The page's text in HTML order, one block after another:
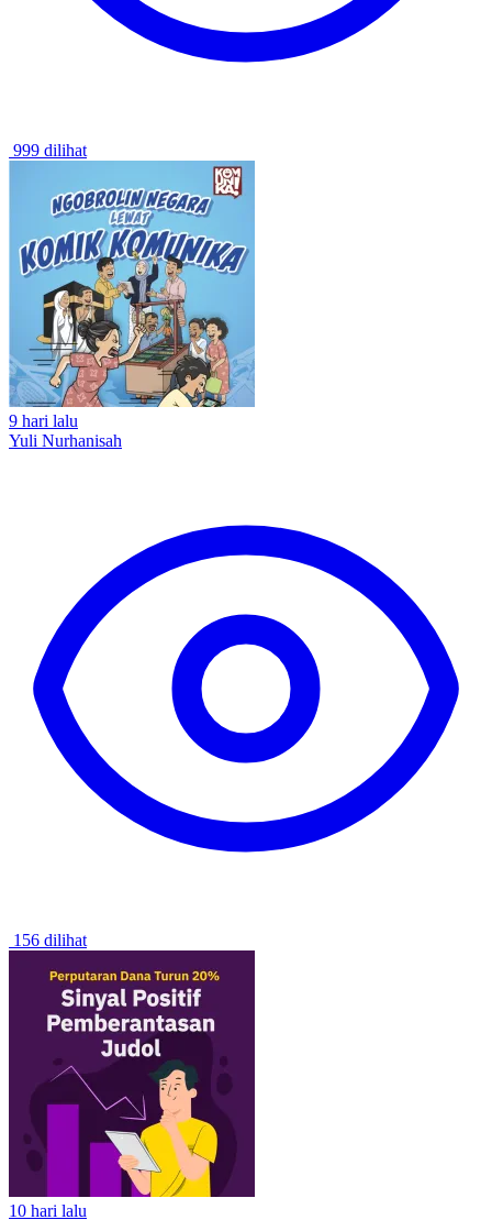
999 dilihat
9 hari lalu
Yuli Nurhanisah
156 dilihat
10 hari lalu